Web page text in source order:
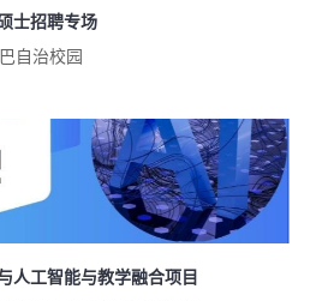
士招聘专场
自治校园
人工智能与教学融合项目